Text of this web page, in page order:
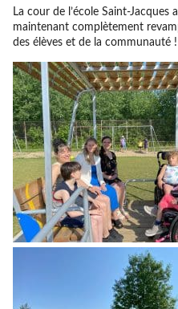
La cour de l’école Saint-Jacques
maintenant complètement
des élèves et de la communauté !